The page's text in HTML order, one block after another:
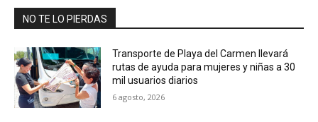
NO TE LO PIERDAS
Transporte de Playa del Carmen llevará
rutas de ayuda para mujeres y niñas a 30
mil usuarios diarios
6 agosto, 2026